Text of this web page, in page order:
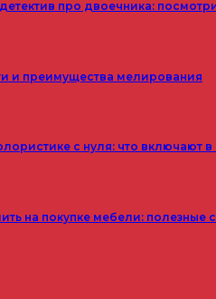
про двоечника:
и преимущества мелирования
с нуля: что включают в
на покупке мебели: полезные